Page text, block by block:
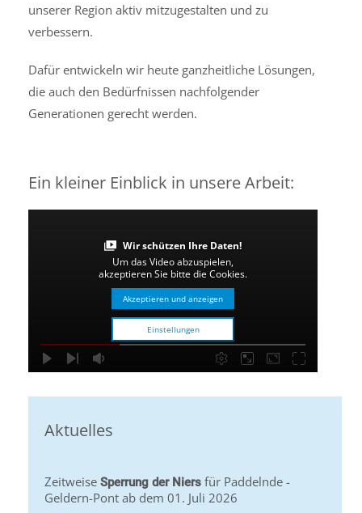
unserer Region aktiv mitzugestalten und zu
verbessern.
Dafür entwickeln wir heute ganzheitliche Lösungen,
die auch den Bedürfnissen nachfolgender
Generationen gerecht werden.
Ein kleiner Einblick in unsere Arbeit:
Wir schützen Ihre Daten!
Um das Video abzuspielen,
akzeptieren Sie bitte die Cookies.
Akzeptieren und anzeigen
Einstellungen
Aktuelles
Zeitweise Sperrung der Niers für Paddelnde -
Geldern-Pont ab dem 01. Juli 2026